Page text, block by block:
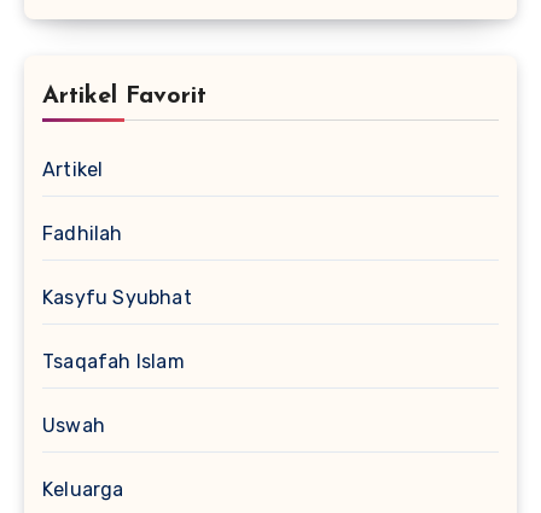
Artikel Favorit
Artikel
Fadhilah
Kasyfu Syubhat
Tsaqafah Islam
Uswah
Keluarga